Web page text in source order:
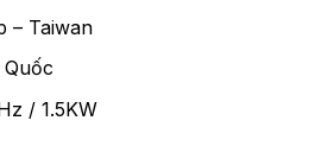
– Taiwan
/ 1.5KW